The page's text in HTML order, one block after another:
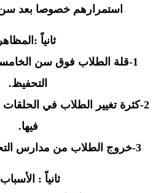
استمرارهم خصوصا بعد
ثانياً :المظاهر
-1قلة الطلاب فوق سن
التحفيظ.
-2كثرة تغيير الطلاب في
فيها.
-3خروج الطلاب من مدارس
ثانياً : الأسباب